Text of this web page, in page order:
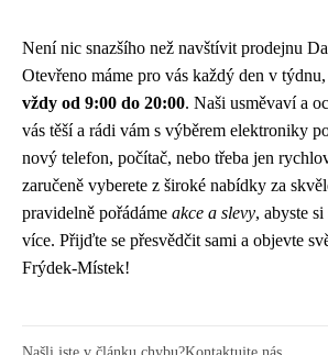
Není nic snazšího než navštívit prodejnu
Otevřeno máme pro vás každý den v týdnu,
vždy od 9:00 do 20:00. Naši usměvaví a
vás těší a rádi vám s výběrem elektroniky
nový telefon, počítač, nebo třeba jen
zaručeně vyberete z široké nabídky za
pravidelně pořádáme akce a slevy, abyste
více. Přijďte se přesvědčit sami a objevte
Frýdek-Místek!